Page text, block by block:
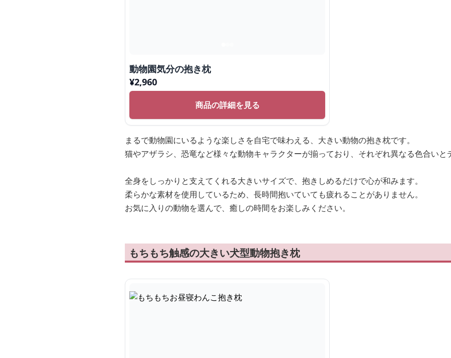
動物園気分の抱き枕
¥2,960
商品の詳細を見る
まるで動物園にいるような楽しさを自宅で味わえる、大きい動物の抱き枕です。
猫やアザラシ、恐竜など様々な動物キャラクターが揃っており、それぞれ異なる色合いと
全身をしっかりと支えてくれる大きいサイズで、抱きしめるだけで心が和みます。
柔らかな素材を使用しているため、長時間抱いていても疲れることがありません。
お気に入りの動物を選んで、癒しの時間をお楽しみください。
もちもち触感の大きい犬型動物抱き枕